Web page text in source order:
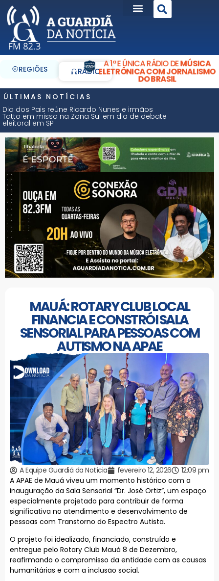
REGIÕES RÁDIO
A 1ª E ÚNICA RÁDIO DEMÚSICA
ELETRÔNICA COM JORNALISMO
DO BRASIL
ÚLTIMAS NOTÍCIAS
Dia dos Pais reúne Ricardo Nunes e irmãos
Tatto em missa na Zona Sul em dia de debate
eleitoral em SP
MAUÁ: ROTARY CLUB LOCAL
FINANCIA E CONSTRÓI SALA
SENSORIAL PARA PESSOAS COM
AUTISMO NA APAE
A Equipe Guardiã da Notícia fevereiro 12, 2026
12:09 pm
A APAE de Mauá viveu um momento histórico com a
inauguração da Sala Sensorial “Dr. José Ortiz”, um espaço
especialmente projetado para contribuir de forma
significativa no atendimento e desenvolvimento de
pessoas com Transtorno do Espectro Autista.
O projeto foi idealizado, financiado, construído e
entregue pelo Rotary Club Mauá 8 de Dezembro,
reafirmando o compromisso da entidade com as causas
humanitárias e com a inclusão social.